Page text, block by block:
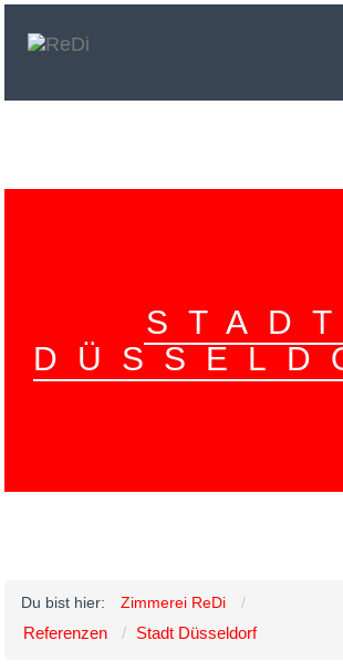
STADT
Du bist hier: Zimmerei ReDi
Referenzen Stadt Düsseldorf